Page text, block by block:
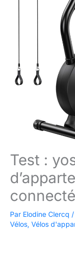
Test :
connecté
Par Elodine Clercq /
Vélos, Vélos